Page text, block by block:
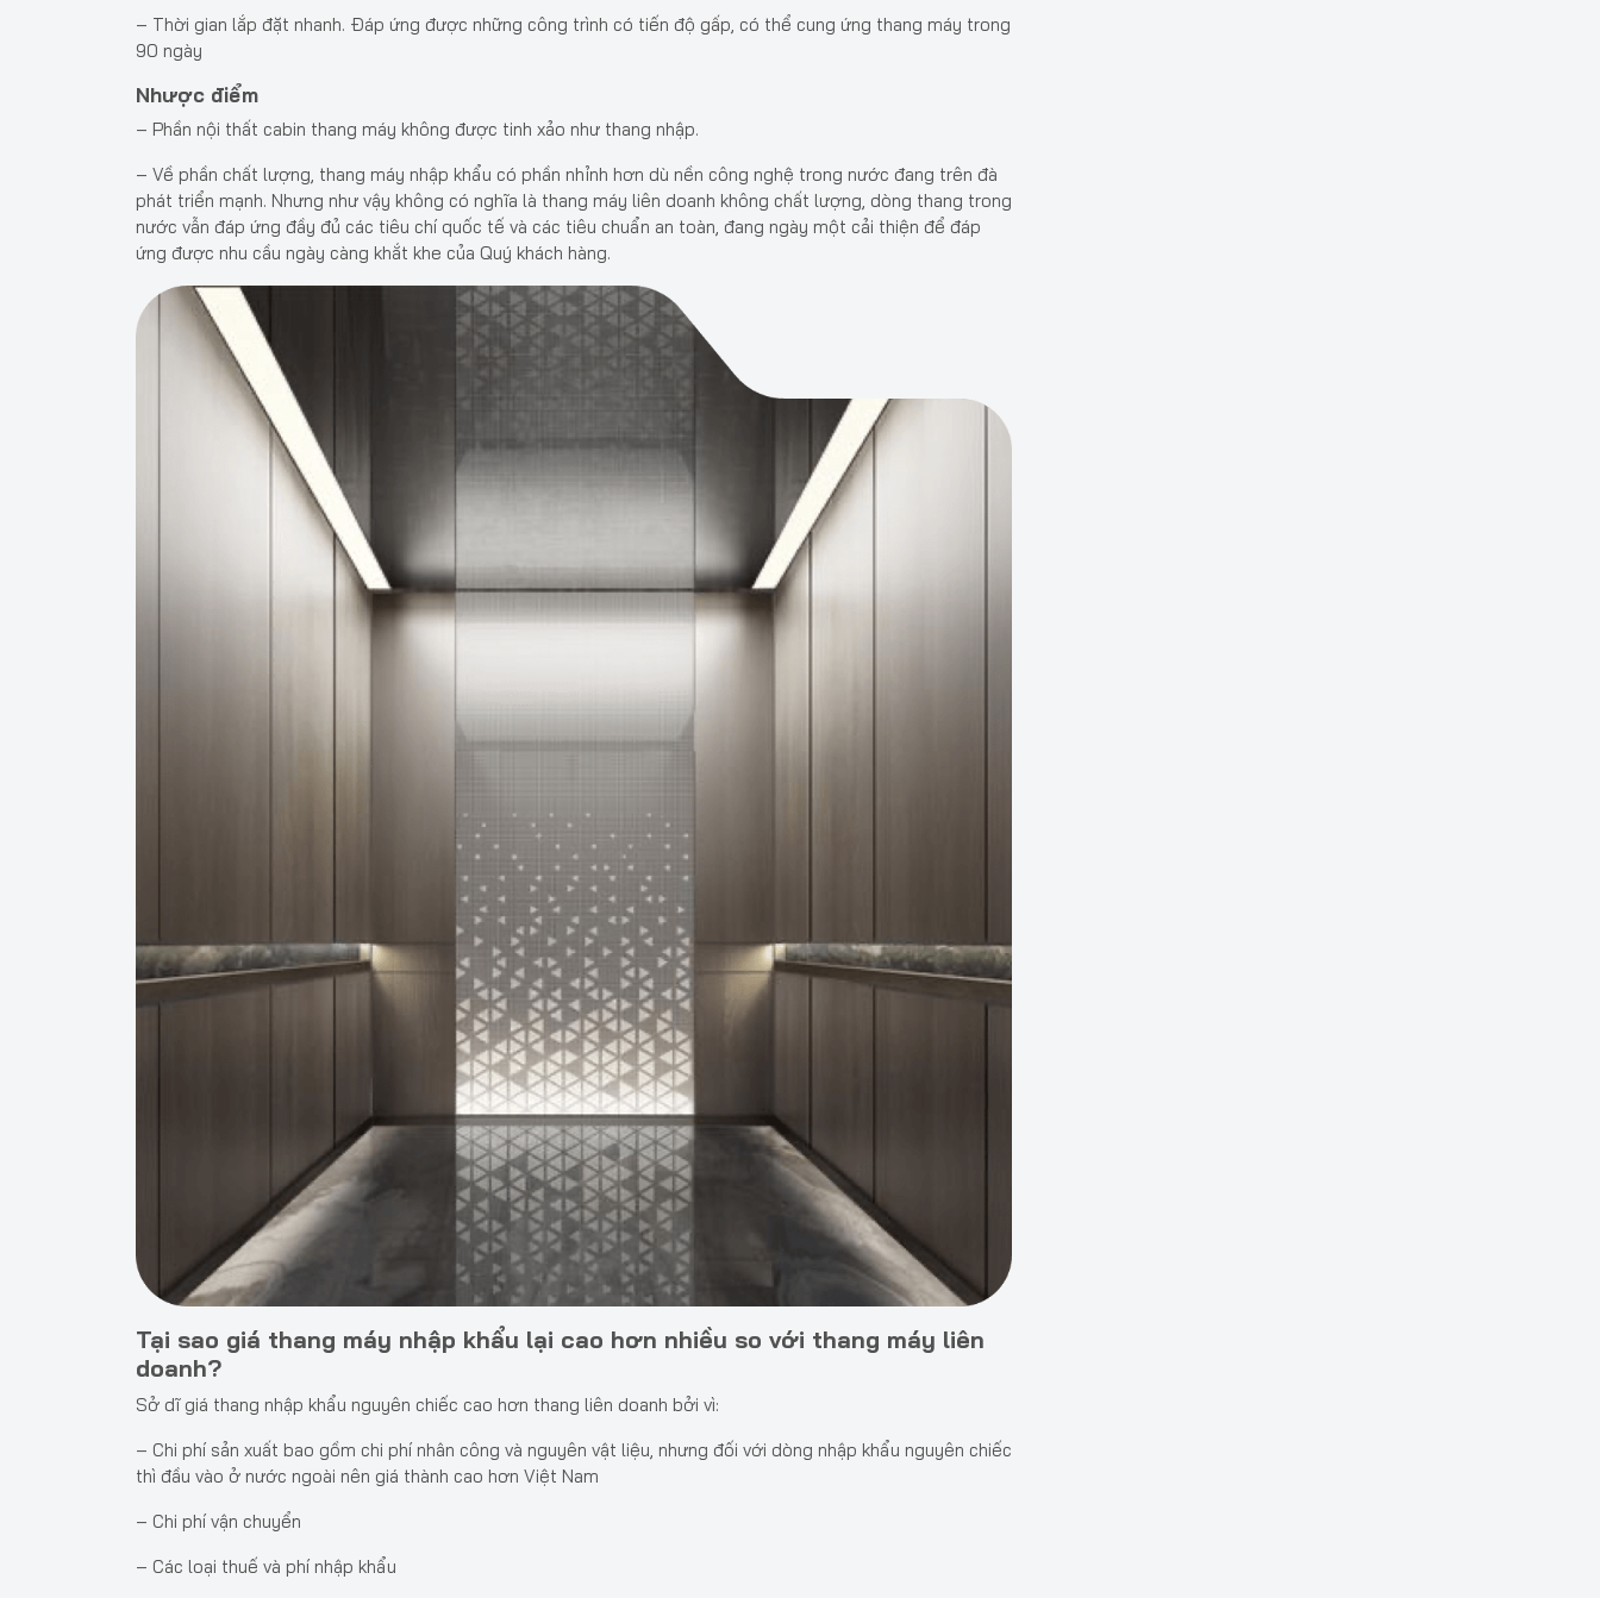
– Thời gian lắp đặt nhanh. Đáp ứng được những công trình có tiến độ gấp, có thể cung ứng thang máy trong
90 ngày
Nhược điểm
– Phần nội thất cabin thang máy không được tinh xảo như thang nhập.
– Về phần chất lượng, thang máy nhập khẩu có phần nhỉnh hơn dù nền công nghệ trong nước đang trên đà
phát triển mạnh. Nhưng như vậy không có nghĩa là thang máy liên doanh không chất lượng, dòng thang trong
nước vẫn đáp ứng đầy đủ các tiêu chí quốc tế và các tiêu chuẩn an toàn, đang ngày một cải thiện để đáp
ứng được nhu cầu ngày càng khắt khe của Quý khách hàng.
Tại sao giá thang máy nhập khẩu lại cao hơn nhiều so với thang máy liên
doanh?
Sở dĩ giá thang nhập khẩu nguyên chiếc cao hơn thang liên doanh bởi vì:
– Chi phí sản xuất bao gồm chi phí nhân công và nguyên vật liệu, nhưng đối với dòng nhập khẩu nguyên chiếc
thì đầu vào ở nước ngoài nên giá thành cao hơn Việt Nam
– Chi phí vận chuyển
– Các loại thuế và phí nhập khẩu